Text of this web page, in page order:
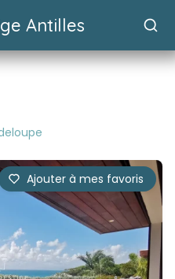
Antilles
Ajouter à mes favoris